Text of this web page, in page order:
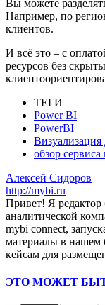
Вы можете
Например, по
клиентов.
И всё это – с
ресурсов без
ТЕГИ
Power BI
PowerBI
обзор
Алексей Сидоров
http://mybi.ru
Привет! Я редактор
аналитической
mybi connect,
материалы в нашем
кейсам для
ЭТО МОЖЕТ